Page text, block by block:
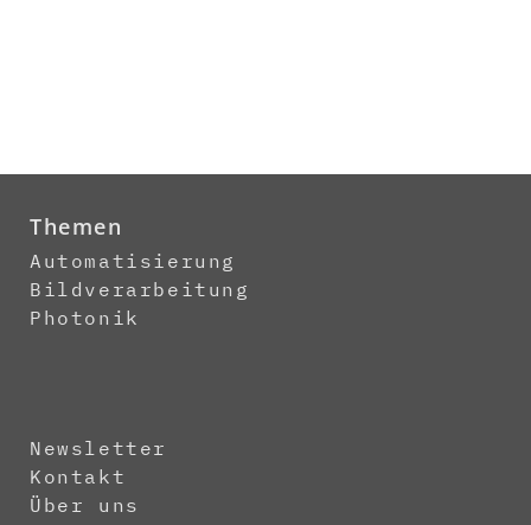
Themen
Automatisierung
Bildverarbeitung
Photonik
Newsletter
Kontakt
Über uns